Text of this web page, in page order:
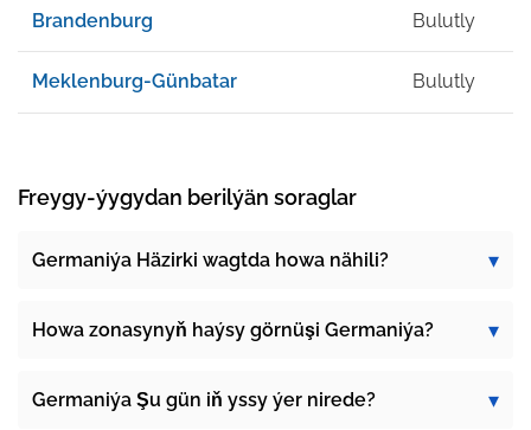
Brandenburg Bulutly
Meklenburg-Günbatar Bulutly
Freygy-ýygydan berilýän soraglar
Germaniýa Häzirki wagtda howa nähili?
Howa zonasynyň haýsy görnüşi Germaniýa?
Germaniýa Şu gün iň yssy ýer nirede?